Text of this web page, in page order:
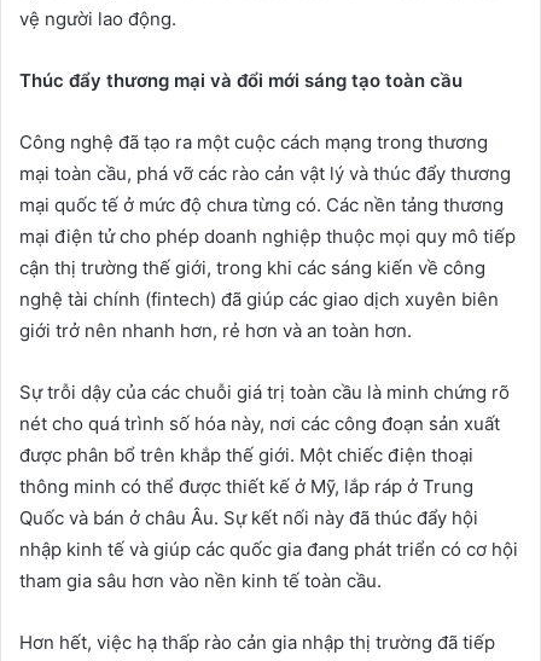
vệ người lao động.
Thúc đẩy thương mại và đổi mới sáng tạo toàn cầu
Công nghệ đã tạo ra một cuộc cách mạng trong thương
mại toàn cầu, phá vỡ các rào cản vật lý và thúc đẩy thương
mại quốc tế ở mức độ chưa từng có. Các nền tảng thương
mại điện tử cho phép doanh nghiệp thuộc mọi quy mô tiếp
cận thị trường thế giới, trong khi các sáng kiến về công
nghệ tài chính (fintech) đã giúp các giao dịch xuyên biên
giới trở nên nhanh hơn, rẻ hơn và an toàn hơn.
Sự trỗi dậy của các chuỗi giá trị toàn cầu là minh chứng rõ
nét cho quá trình số hóa này, nơi các công đoạn sản xuất
được phân bổ trên khắp thế giới. Một chiếc điện thoại
thông minh có thể được thiết kế ở Mỹ, lắp ráp ở Trung
Quốc và bán ở châu Âu. Sự kết nối này đã thúc đẩy hội
nhập kinh tế và giúp các quốc gia đang phát triển có cơ hội
tham gia sâu hơn vào nền kinh tế toàn cầu.
Hơn hết, việc hạ thấp rào cản gia nhập thị trường đã tiếp